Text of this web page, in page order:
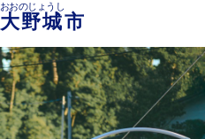
大野城市
おおのじょうし